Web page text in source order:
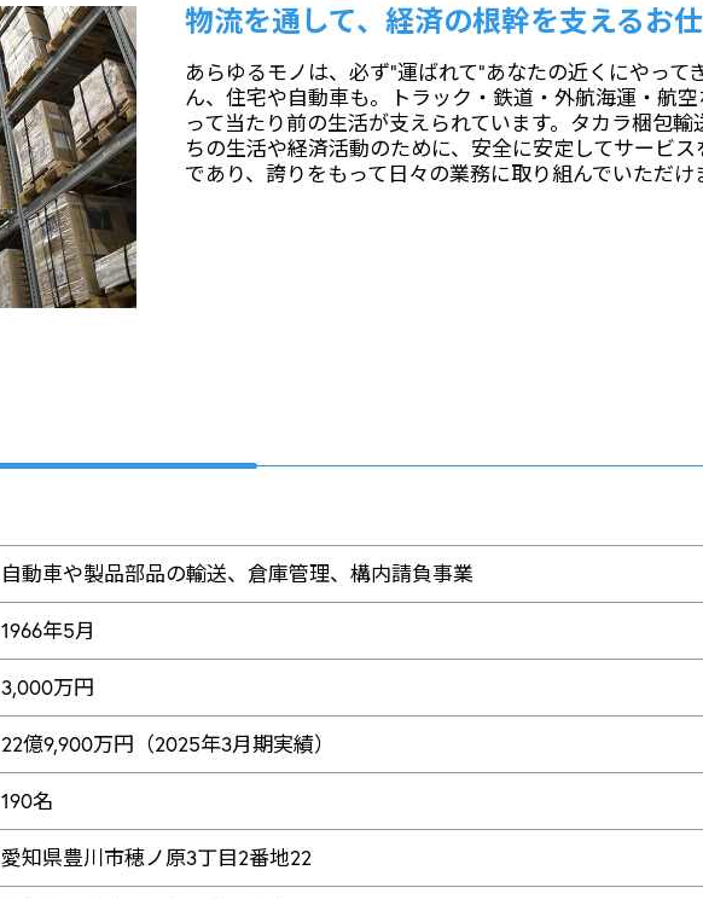
物流を通して、経済の根幹を支えるお仕
あらゆるモノは、必ず"運ばれて"あなたの近くにやって
ん、住宅や自動車も。トラック・鉄道・外航海運・航
って当たり前の生活が支えられています。タカラ梱包
ちの生活や経済活動のために、安全に安定してサービ
であり、誇りをもって日々の業務に取り組んでいただけ
自動車や製品部品の輸送、倉庫管理、構内請負事業
1966年5月
3,000万円
22億9,900万円（2025年3月期実績）
190名
愛知県豊川市穂ノ原3丁目2番地22